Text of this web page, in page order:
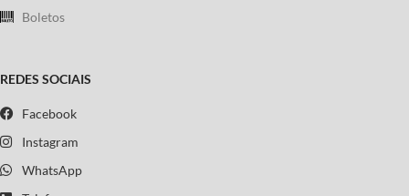
Boletos
REDES SOCIAIS
Facebook
Instagram
WhatsApp